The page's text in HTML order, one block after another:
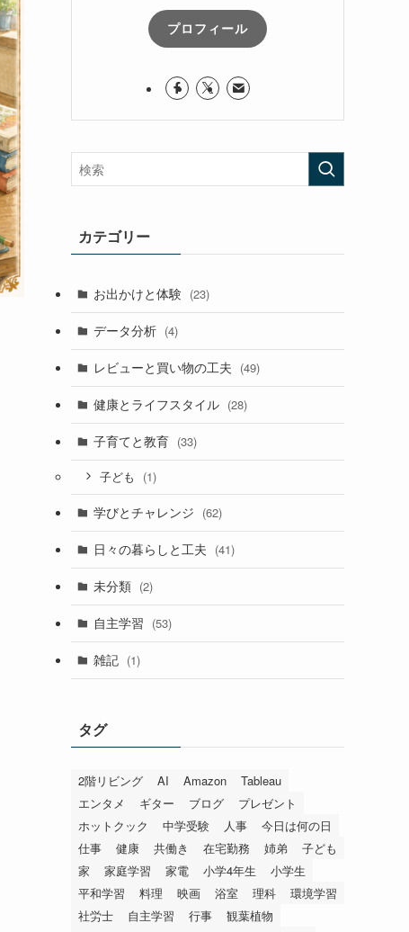
プロフィール
カテゴリー
お出かけと体験 (23)
データ分析 (4)
レビューと買い物の工夫 (49)
健康とライフスタイル (28)
子育てと教育 (33)
子ども (1)
学びとチャレンジ (62)
日々の暮らしと工夫 (41)
未分類 (2)
自主学習 (53)
雑記 (1)
タグ
2階リビング AI Amazon
Tableau
エンタメ
ギター ブログ
プレゼント
ホットクック
中学受験 人事
今日は何の日
仕事
健康 共働き 在宅勤務 姉弟
子ども
家
家庭学習 家電 小学4年生
小学生
平和学習
料理 映画 浴室 理科
環境学習
社労士
自主学習 行事
観葉植物